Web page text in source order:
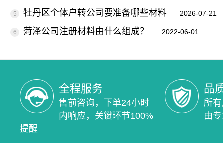
5 牡丹区个体户转公司要准备哪些材料 2026-07-21
6 菏泽公司注册材料由什么组成？ 2022-06-01
全程服务
售前咨询，下单24小时
内响应，关键环节100%
提醒
品
所
由